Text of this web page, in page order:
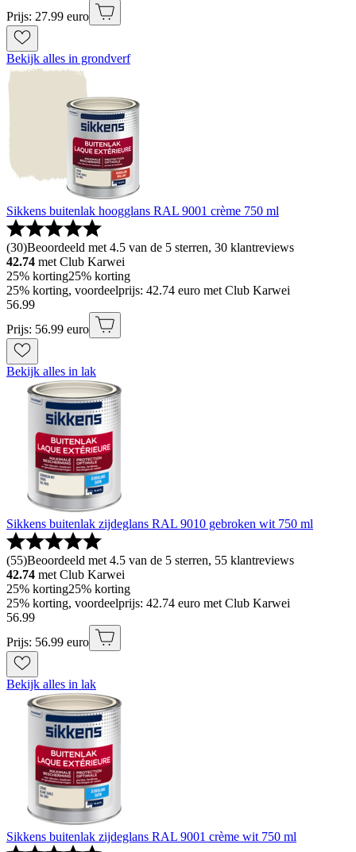
Prijs: 27.99 euro
Bekijk alles in grondverf
Sikkens buitenlak hoogglans RAL 9001 crème 750 ml
(30)Beoordeeld met 4.5 van de 5 sterren, 30 klantreviews
42.74 met Club Karwei
25% korting25% korting
25% korting, voordeelprijs: 42.74 euro met Club Karwei
56.99
Prijs: 56.99 euro
Bekijk alles in lak
Sikkens buitenlak zijdeglans RAL 9010 gebroken wit 750 ml
(55)Beoordeeld met 4.5 van de 5 sterren, 55 klantreviews
42.74 met Club Karwei
25% korting25% korting
25% korting, voordeelprijs: 42.74 euro met Club Karwei
56.99
Prijs: 56.99 euro
Bekijk alles in lak
Sikkens buitenlak zijdeglans RAL 9001 crème wit 750 ml